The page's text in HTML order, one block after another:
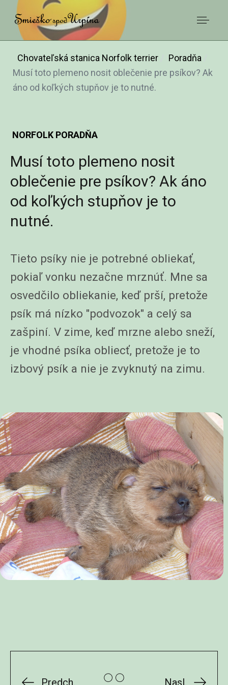
Chovateľská stanica Norfolk terrier
Poradňa
Musí toto plemeno nosit oblečenie pre psíkov? Ak
áno od koľkých stupňov je to nutné.
NORFOLK PORADŇA
Musí toto plemeno nosit
oblečenie pre psíkov? Ak áno
od koľkých stupňov je to
nutné.
Tieto psíky nie je potrebné obliekať,
pokiaľ vonku nezačne mrznúť. Mne sa
osvedčilo obliekanie, keď prší, pretože
psík má nízko "podvozok" a celý sa
zašpiní. V zime, keď mrzne alebo sneží,
je vhodné psíka obliecť, pretože je to
izbový psík a nie je zvyknutý na zimu.